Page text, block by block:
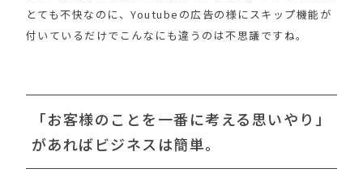
とても不快なのに、Youtubeの広告の様にスキップ機能が
付いているだけでこんなにも違うのは不思議ですね。
「お客様のことを一番に考える思いやり」
があればビジネスは簡単。